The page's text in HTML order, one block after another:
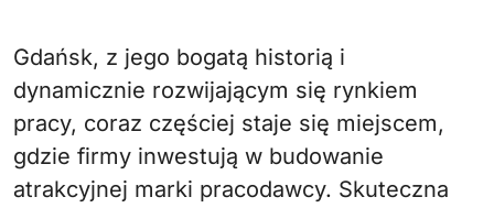
Gdańsk, z jego bogatą historią i
dynamicznie rozwijającym się rynkiem
pracy, coraz częściej staje się miejscem,
gdzie firmy inwestują w budowanie
atrakcyjnej marki pracodawcy. Skuteczna